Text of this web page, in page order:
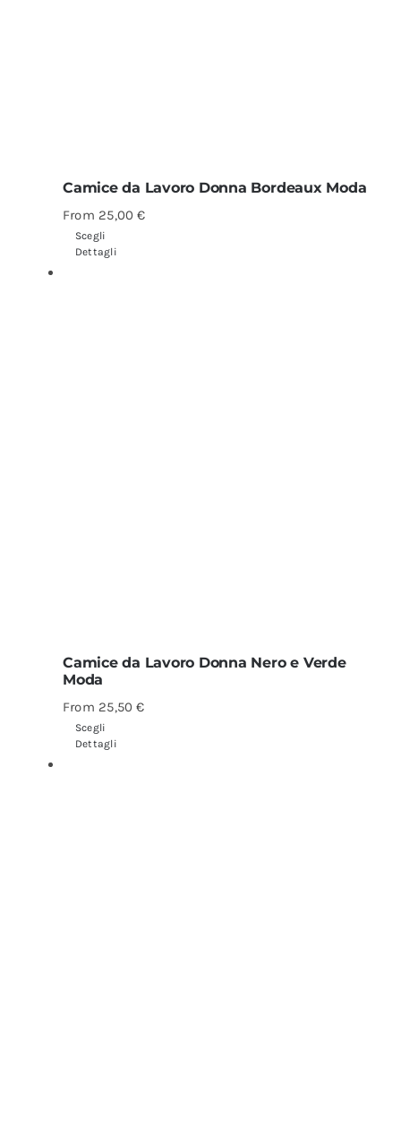
Camice da Lavoro Donna Bordeaux Moda
From 25,00€
Scegli
Dettagli
Camice da Lavoro Donna Nero e Verde
Moda
From 25,50€
Scegli
Dettagli